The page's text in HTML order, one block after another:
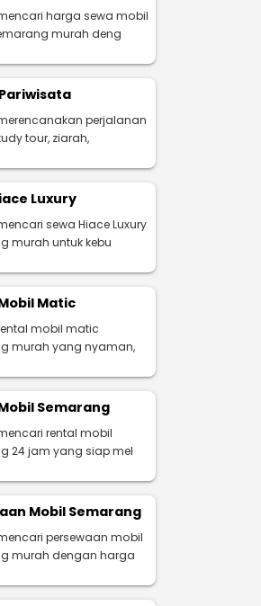
harga sewa mobil
murah deng
perjalanan
tour, ziarah,
Luxury
sewa Hiace Luxury
murah untuk kebu
Matic
mobil matic
murah yang nyaman,
Semarang
rental mobil
24 jam yang siap mel
Mobil Semarang
persewaan mobil
murah dengan harga